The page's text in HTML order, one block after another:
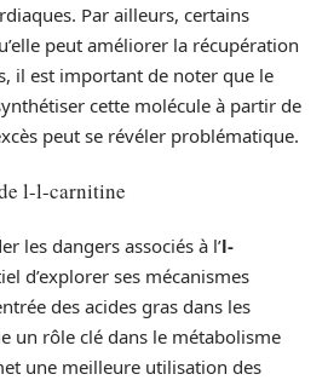
Par ailleurs, certains
peut améliorer la récupération
il est important de noter que le
cette molécule à partir de
peut se révéler problématique.
l-l-carnitine
les dangers associés à l’l-
d’explorer ses mécanismes
des acides gras dans les
un rôle clé dans le métabolisme
une meilleure utilisation des